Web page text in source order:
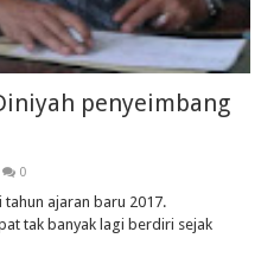
penyeimbang
0
ajaran baru 2017.
tak banyak lagi berdiri sejak